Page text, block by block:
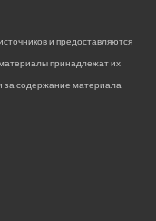
и предоставляются
принадлежат их
за содержание материала